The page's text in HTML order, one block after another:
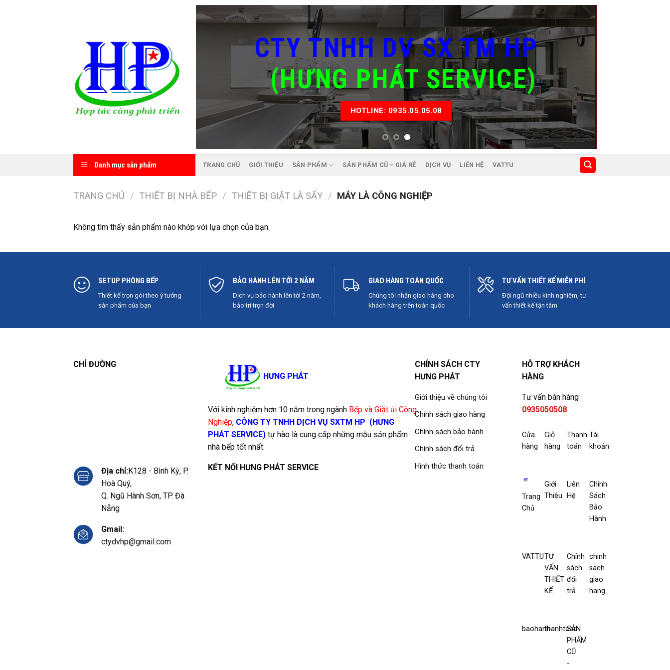
SX TMHP
SERVICE)
CTY TNHH DV SX TMHP
(HƯNG PHÁT SERVICE)
HOTLINE: 0935.05.05.08
Danh mục sản phẩm TRANG CHỦ GIỚI THIỆU SẢN PHẨM SẢN PHẨM CŨ – GIÁ RẺ DỊCH VỤ LIÊN HỆ VATTU
TRANG CHỦ / THIẾT BỊ NHÀ BẾP / THIẾT BỊ GIẶT LÀ SẤY / MÁY LÀ CÔNG NGHIỆP
Không tìm thấy sản phẩm nào khớp với lựa chọn của bạn.
SETUP PHÒNG BẾP
Thiết kế trọn gói theo ý tưởng
sản phẩm của bạn
BẢO HÀNH LÊN TỚI 2 NĂM
Dịch vụ bảo hành lên tới 2 năm,
bảo trì trọn đời
GIAO HÀNG TOÀN QUỐC
Chúng tôi nhận giao hàng cho
khách hàng trên toàn quốc
TƯ VẤN THIẾT KẾ MIỄN PHÍ
Đội ngũ nhiều kinh nghiệm, tư
vấn thiết kế tận tâm
CHỈ ĐƯỜNG
Địa chỉ:K128 - Bình Kỳ, P.
Hoà Quý,
Q. Ngũ Hành Sơn, TP. Đà
Nẵng
Gmail:
ctydvhp@gmail.com
HƯNG PHÁT
Với kinh nghiệm hơn 10 năm trong ngành Bếp và Giặt ủi Công
Nghiệp, CÔNG TY TNHH DỊCH VỤ SXTM HP (HƯNG
PHÁT SERVICE) tự hào là cung cấp những mẫu sản phẩm
nhà bếp tốt nhất.
KẾT NỐI HƯNG PHÁT SERVICE
CHÍNH SÁCH CTY
HƯNG PHÁT
Giới thiệu về chúng tôi
Chính sách giao hàng
Chính sách bảo hành
Chính sách đổi trả
Hình thức thanh toán
HỖ TRỢ KHÁCH
HÀNG
Tư vấn bán hàng
0935050508
Cửa
hàng
Giỏ
hàng
Thanh
toán
Tài
khoản
Trang
Chủ
Giới
Thiệu
Liên
Hệ
Chính
Sách
Bảo
Hành
VATTUTƯ
VẤN
THIẾT
KẾ
Chính
sách
đổi
trả
chinh
sach
giao
hang
baohanhthanhtoan
SẢN
PHẨM
CŨ
-